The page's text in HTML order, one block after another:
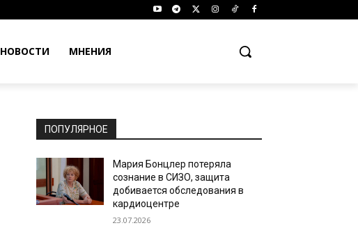
НОВОСТИ МНЕНИЯ
ПОПУЛЯРНОЕ
Мария Бонцлер потеряла
сознание в СИЗО, защита
добивается обследования в
кардиоцентре
23.07.2026